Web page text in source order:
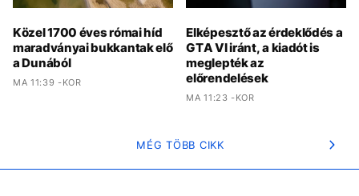
Közel 1700 éves római híd
maradványai bukkantak elő
a Dunából
MA 11:39 -KOR
Elképesztő az érdeklődés a
GTA VI iránt, a kiadót is
meglepték az
előrendelések
MA 11:23 -KOR
MÉG TÖBB CIKK